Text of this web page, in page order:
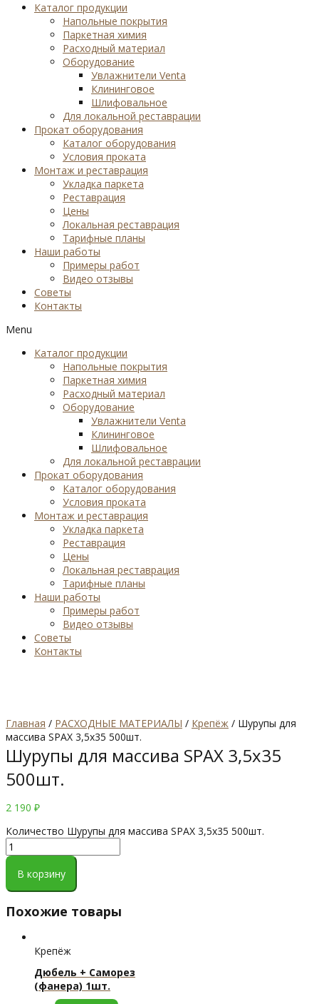
Каталог продукции
Напольные покрытия
Паркетная химия
Расходный материал
Оборудование
Увлажнители Venta
Клининговое
Шлифовальное
Для локальной реставрации
Прокат оборудования
Каталог оборудования
Условия проката
Монтаж и реставрация
Укладка паркета
Реставрация
Цены
Локальная реставрация
Тарифные планы
Наши работы
Примеры работ
Видео отзывы
Советы
Контакты
Menu
Каталог продукции
Напольные покрытия
Паркетная химия
Расходный материал
Оборудование
Увлажнители Venta
Клининговое
Шлифовальное
Для локальной реставрации
Прокат оборудования
Каталог оборудования
Условия проката
Монтаж и реставрация
Укладка паркета
Реставрация
Цены
Локальная реставрация
Тарифные планы
Наши работы
Примеры работ
Видео отзывы
Советы
Контакты
Главная / РАСХОДНЫЕ МАТЕРИАЛЫ / Крепёж / Шурупы для
массива SPAX 3,5х35 500шт.
Шурупы для массива SPAX 3,5х35
500шт.
2 190 ₽
Количество Шурупы для массива SPAX 3,5х35 500шт.
В корзину
Похожие товары
Крепёж
Дюбель + Саморез
(фанера) 1шт.